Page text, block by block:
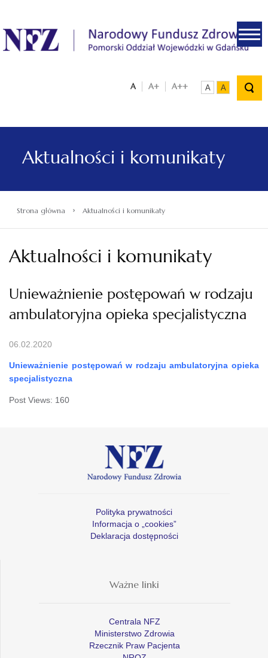
.
A A+ A++ A A
Aktualności i komunikaty
Strona główna › Aktualności i komunikaty
Aktualności i komunikaty
Unieważnienie postępowań w rodzaju
ambulatoryjna opieka specjalistyczna
06.02.2020
Unieważnienie postępowań w rodzaju ambulatoryjna opieka
specjalistyczna
Post Views: 160
Polityka prywatności
Informacja o „cookies”
Deklaracja dostępności
Ważne linki
Centrala NFZ
Ministerstwo Zdrowia
Rzecznik Praw Pacjenta